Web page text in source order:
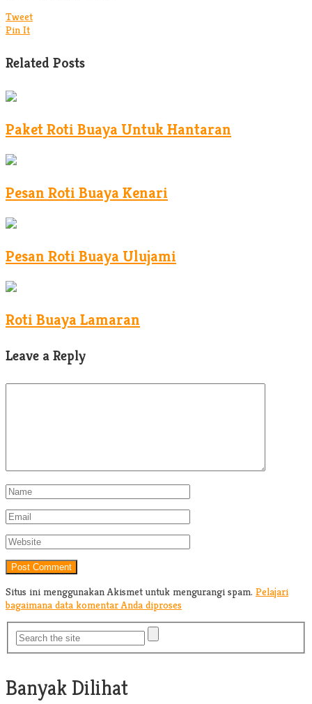
Tweet
Pin It
Related Posts
Paket Roti Buaya Untuk Hantaran
Pesan Roti Buaya Kenari
Pesan Roti Buaya Ulujami
Roti Buaya Lamaran
Leave a Reply
Situs ini menggunakan Akismet untuk mengurangi spam. Pelajari
bagaimana data komentar Anda diproses
Banyak Dilihat